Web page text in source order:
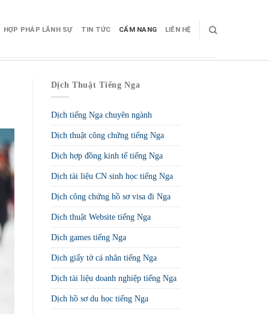
HỢP PHÁP LÃNH SỰ TIN TỨC CẨM NANG LIÊN HỆ
Dịch Thuật Tiếng Nga
Dịch tiếng Nga chuyên ngành
Dịch thuật công chứng tiếng Nga
Dịch hợp đồng kinh tế tiếng Nga
Dịch tài liệu CN sinh học tiếng Nga
Dịch công chứng hồ sơ visa đi Nga
Dịch thuật Website tiếng Nga
Dịch games tiếng Nga
Dịch giấy tờ cá nhân tiếng Nga
Dịch tài liệu doanh nghiệp tiếng Nga
Dịch hồ sơ du học tiếng Nga